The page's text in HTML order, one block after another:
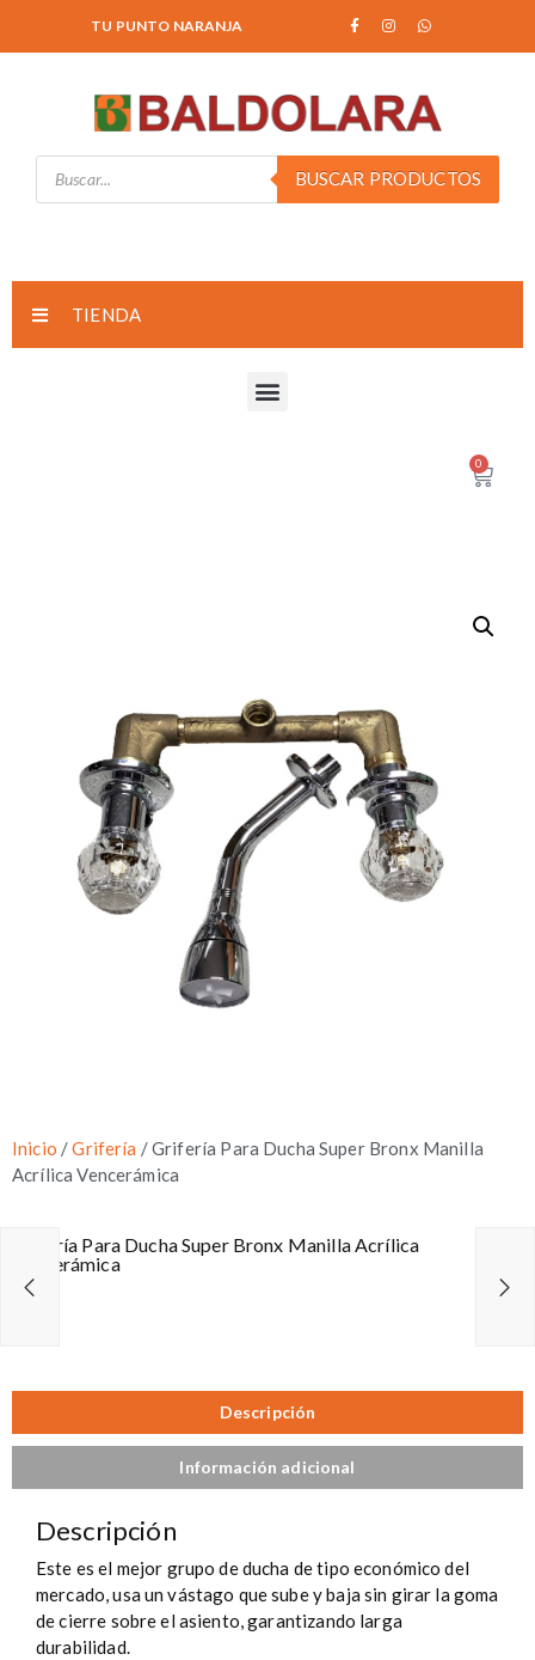
TU PUNTO NARANJA
BUSCAR PRODUCTOS
TIENDA
0
Inicio /Grifería / Grifería Para Ducha Super Bronx Manilla
Acrílica Vencerámica
Grifería Para Ducha Super Bronx Manilla Acrílica
Vencerámica
Descripción
Información adicional
Descripción
Este es el mejor grupo de ducha de tipo económico del
mercado, usa un vástago que sube y baja sin girar la goma
de cierre sobre el asiento, garantizando larga
durabilidad.